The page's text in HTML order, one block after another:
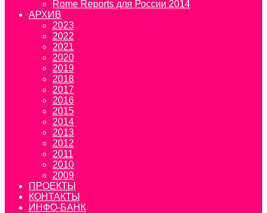
Rome Reports для России 2014
АРХИВ
2023
2022
2021
2020
2019
2018
2017
2016
2015
2014
2013
2012
2011
2010
2009
ПРОЕКТЫ
КОНТАКТЫ
ИНФО-БАНК